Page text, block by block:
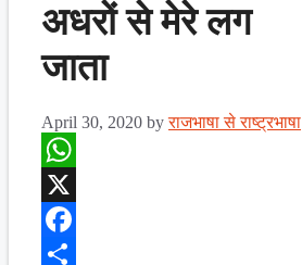
अधरों से मेरे लग
जाता
April 30, 2020 byराजभाषा से राष्ट्रभाषा
WhatsApp
X
Facebook